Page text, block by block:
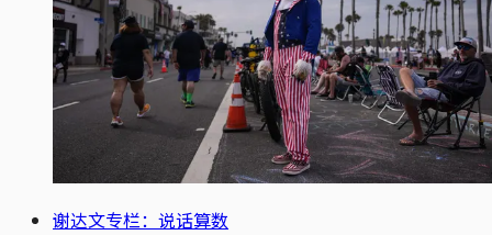
谢达文专栏：说话算数